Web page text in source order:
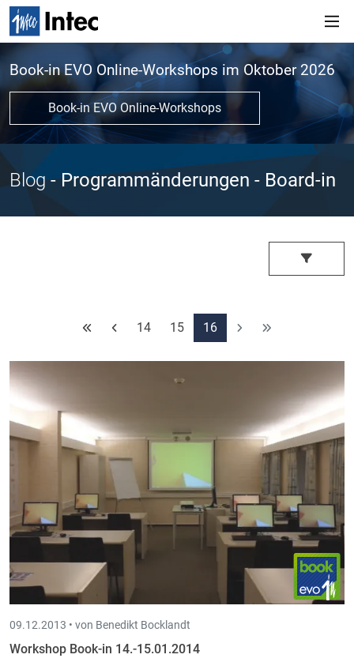
Book-in EVO Online-Workshops im Oktober 2026
Book-in EVO Online-Workshops
Blog - Programmänderungen - Board-in
14 15 16
09.12.2013 • von Benedikt Bocklandt
Workshop Book-in 14.-15.01.2014